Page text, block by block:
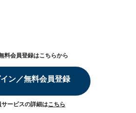
料会員登録はこちらから
ン／無料会員登録
サービスの詳細はこちら